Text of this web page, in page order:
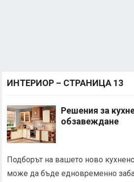
ИНТЕРИОР – СТРАНИЦА 13
Решения за
обзавеждане
Подборът на вашето ново
може да бъде едновременно